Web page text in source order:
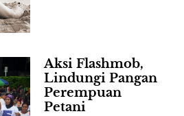
Aksi Flashmob,
Lindungi Pangan
Perempuan
Petani